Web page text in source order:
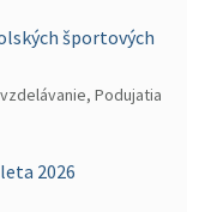
športových
Podujatia
2026